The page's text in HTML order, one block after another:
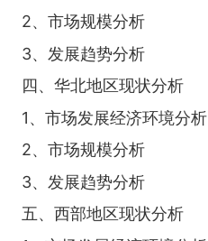
2、市场规模分析
3、发展趋势分析
四、华北地区现状分析
1、市场发展经济环境分析
2、市场规模分析
3、发展趋势分析
五、西部地区现状分析